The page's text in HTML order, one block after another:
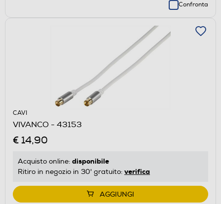
Confronta
CAVI
VIVANCO - 43153
€ 14,90
Acquisto online: disponibile
Ritiro in negozio in 30' gratuito: verifica
AGGIUNGI